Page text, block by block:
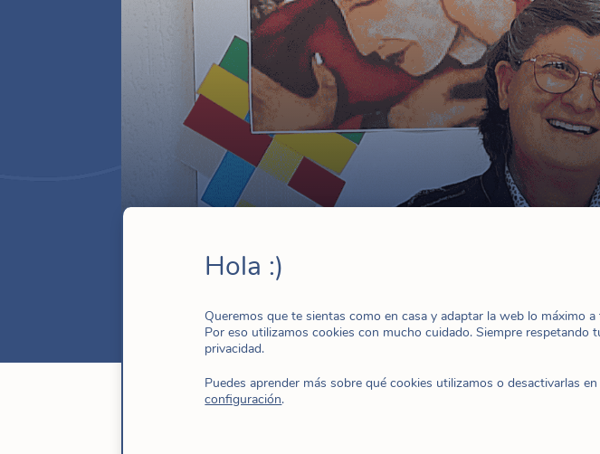
May 1, 2025|CG XIX,
Hola :)
Queremos que te sientas como en casa y adaptar la web lo máximo a
Por eso utilizamos cookies con mucho cuidado. Siempre respetando
privacidad.
Puedes aprender más sobre qué cookies utilizamos o desactivarlas en
configuración.